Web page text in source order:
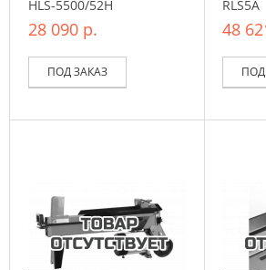
HLS-5500/52H
28 090 р.
ПОД ЗАКАЗ
RLS5A
48
ПОД